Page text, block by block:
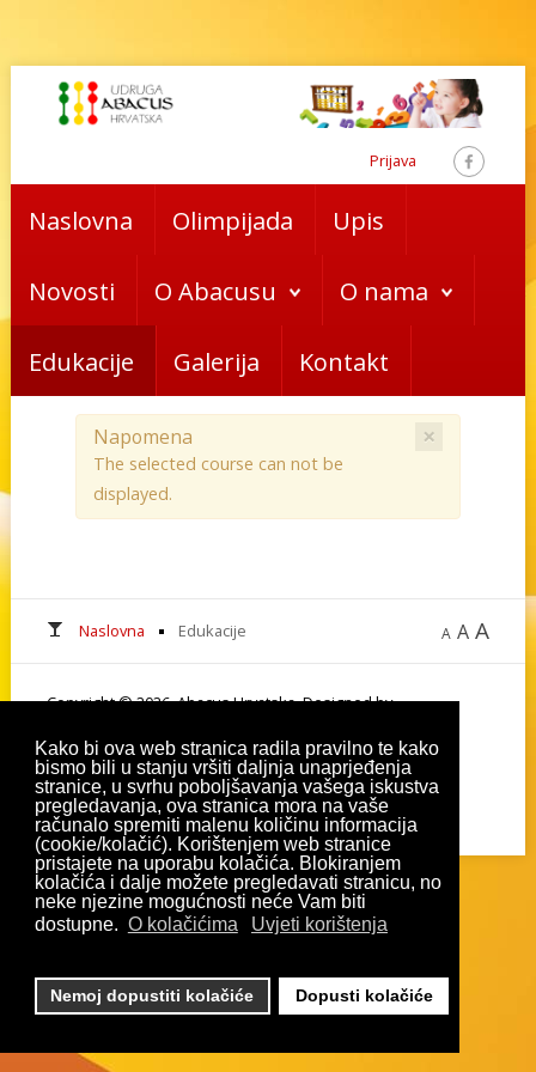
Kako bi ova web stranica radila pravilno te kako
bismo bili u stanju vršiti daljnja unaprjeđenja
stranice, u svrhu poboljšavanja vašega iskustva
pregledavanja, ova stranica mora na vaše
računalo spremiti malenu količinu informacija
(cookie/kolačić). Korištenjem web stranice
pristajete na uporabu kolačića. Blokiranjem
kolačića i dalje možete pregledavati stranicu, no
neke njezine mogućnosti neće Vam biti
dostupne. O kolačićima Uvjeti korištenja
Nemoj dopustiti kolačiće Dopusti kolačiće
Prijava
Naslovna Olimpijada Upis
Novosti O Abacusu O nama
Edukacije Galerija Kontakt
×
Napomena
The selected course can not be
displayed.
A A A
Naslovna Edukacije
Copyright © 2026. Abacus Hrvatska. Designed by
Sitemap
Natjecanje